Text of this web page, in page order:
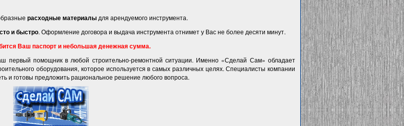
расходные материалы для арендуемого инструмента.
и быстро. Оформление договора и выдача инструмента отнимет у Вас не более десяти минут.
Ваш паспорт и небольшая денежная сумма.
помощник в любой строительно-ремонтной ситуации. Именно «Сделай Сам» обладает
оборудования, которое используется в самых различных целях. Специалисты компании
и готовы предложить рациональное решение любого вопроса.